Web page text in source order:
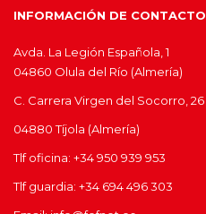
INFORMACIÓN DE CONTACTO
Avda. La Legión Española, 1
04860 Olula del Río (Almería)
C. Carrera Virgen del Socorro, 26
04880 Tíjola (Almería)
Tlf oficina: +34 950 939 953
Tlf guardia: +34 694 496 303